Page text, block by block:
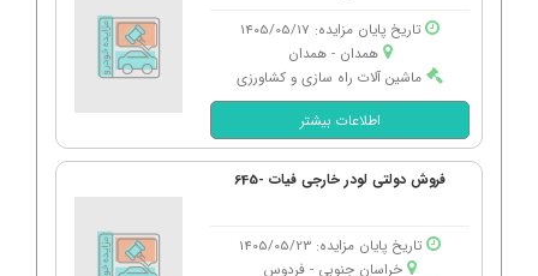
تاریخ پایان مزایده: 1405/05/17
همدان - همدان
ماشین آلات راه سازی و کشاورزی
اطلاعات بیشتر
فروش دولتی لودر خارجی فیات -645
تاریخ پایان مزایده: 1405/05/23
خراسان جنوبی - فردوس